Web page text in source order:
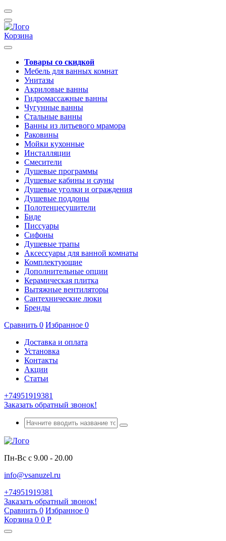
Корзина
Товары со скидкой
Мебель для ванных комнат
Унитазы
Акриловые ванны
Гидромассажные ванны
Чугунные ванны
Стальные ванны
Ванны из литьевого мрамора
Раковины
Мойки кухонные
Инсталляции
Смесители
Душевые программы
Душевые кабины и сауны
Душевые уголки и ограждения
Душевые поддоны
Полотенцесушители
Биде
Писсуары
Сифоны
Душевые трапы
Аксессуары для ванной комнаты
Комплектующие
Дополнительные опции
Керамическая плитка
Вытяжные вентиляторы
Сантехнические люки
Бренды
Сравнить 0 Избранное 0
Доставка и оплата
Установка
Контакты
Акции
Статьи
+74951919381
Заказать обратный звонок!
Пн-Вс с 9.00 - 20.00
info@vsanuzel.ru
+74951919381
Заказать обратный звонок!
Сравнить 0 Избранное 0
Корзина 0 0 Р